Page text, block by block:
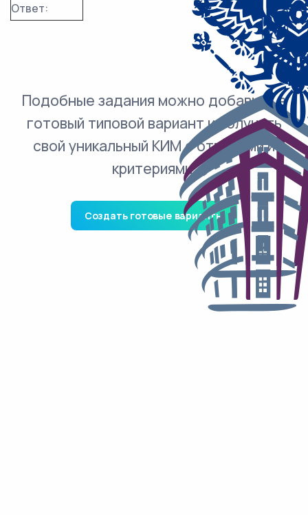
Ответ:
Подобные задания можно добавить в
готовый типовой вариант и получить
свой уникальный КИМ с ответами и
критериями.
Создать готовые варианты